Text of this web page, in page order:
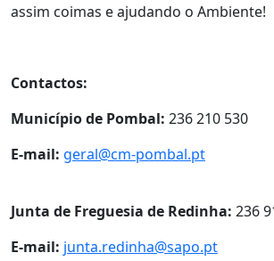
assim coimas e ajudando o Ambiente!
Contactos:
Município de Pombal: 236 210 530
E-mail: geral@cm-pombal.pt
Junta de Freguesia de Redinha: 236
E-mail: junta.redinha@sapo.pt